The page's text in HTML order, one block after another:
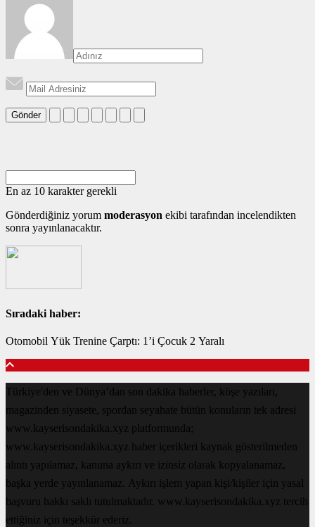
Gönder
En az 10 karakter gerekli
Gönderdiğiniz yorum moderasyon ekibi tarafından incelendikten
sonra yayınlanacaktır.
Sıradaki haber:
Otomobil Yük Trenine Çarptı: 1’i Çocuk 2 Yaralı
Türkiye'den ve Dünya’dan son dakika haberler, köşe yazıları,
magazinden siyasete, spordan seyahate bütün konuların tek adresi
www.kayserisondakika.xyz platformunda;
www.kayserisondakika.xyz haber içerikleri kaynak gösterilmeden
alıntı yapılamaz, kanuna aykırı ve izinsiz olarak kopyalanamaz,
başka yerde yayınlanamaz. Aykırı işlem yapan kişi/kişiler için yasal
başvuru hakkı saklı tutulmaktadır. www.kayserisondakika.xyz tercih
ettiğiniz için teşekkür ederiz.